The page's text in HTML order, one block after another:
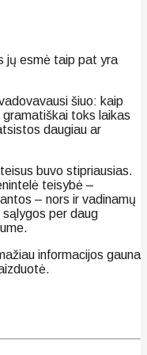
jų esmė taip pat yra
šiuo: kaip
toks laikas
daugiau ar
buvo stipriausias.
teisybė –
– nors ir vadinamų
per daug
informacijos gauna